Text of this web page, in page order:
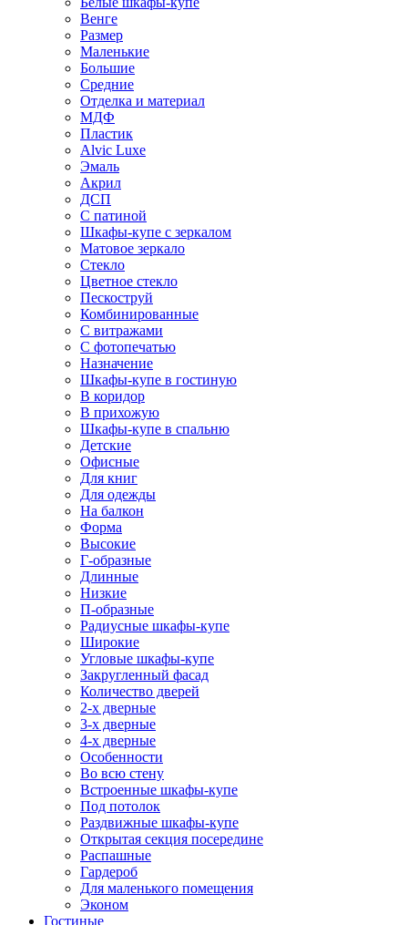
Венге
Размер
Маленькие
Большие
Средние
Отделка и материал
МДФ
Пластик
Alvic Luxe
Эмаль
Акрил
ДСП
С патиной
Шкафы-купе с зеркалом
Матовое зеркало
Стекло
Цветное стекло
Пескоструй
Комбинированные
С витражами
С фотопечатью
Назначение
Шкафы-купе в гостиную
В коридор
В прихожую
Шкафы-купе в спальню
Детские
Офисные
Для книг
Для одежды
На балкон
Форма
Высокие
Г-образные
Длинные
Низкие
П-образные
Радиусные шкафы-купе
Широкие
Угловые шкафы-купе
Закругленный фасад
Количество дверей
2-х дверные
3-х дверные
4-х дверные
Особенности
Во всю стену
Встроенные шкафы-купе
Под потолок
Раздвижные шкафы-купе
Открытая секция посередине
Распашные
Гардероб
Для маленького помещения
Эконом
Гостиные